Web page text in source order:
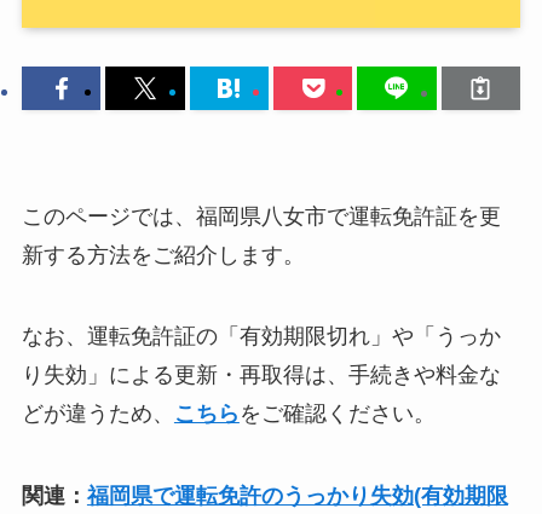
このページでは、福岡県八女市で運転免許証を更
新する方法をご紹介します。
なお、運転免許証の「有効期限切れ」や「うっか
り失効」による更新・再取得は、手続きや料金な
どが違うため、
こちら をご確認ください。
関連： 福岡県で運転免許のうっかり失効(有効期限